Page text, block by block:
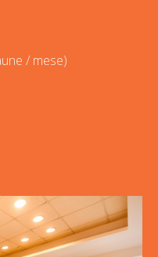
/ mese)